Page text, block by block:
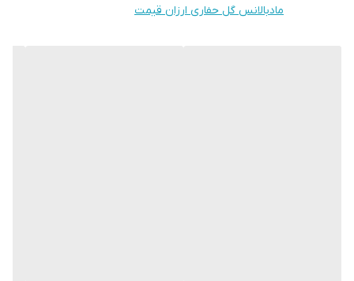
مادبالانس گل حفاری ارزان قیمت